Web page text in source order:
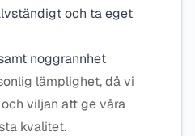
och ta eget
noggrannhet
lämplighet, då vi
viljan att ge våra
kvalitet.